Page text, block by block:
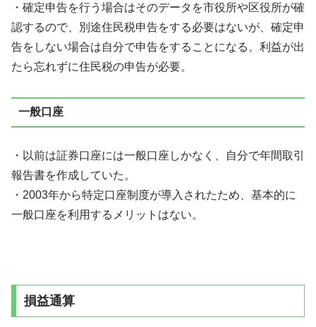
・確定申告を行う場合はそのデータを市役所や区役所が確
認するので、別途住民税申告をする必要はないが、確定申
告をしない場合は自分で申告をすることになる。利益が出
たら忘れずに住民税の申告が必要。
一般口座
・以前は証券口座には一般口座しかなく、自分で年間取引
報告書を作成していた。
・2003年から特定口座制度が導入されたため、基本的に
一般口座を利用するメリットはない。
損益通算